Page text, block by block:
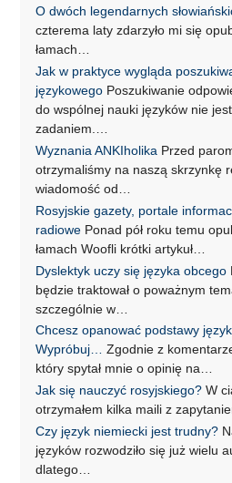
O dwóch legendarnych
czterema laty zdarzyło mi się
łamach…
Jak w praktyce wygląda
językowego Poszukiwanie
do wspólnej nauki języków nie
zadaniem.…
Wyznania ANKIholika Przed
otrzymaliśmy na naszą skrzynkę
wiadomość od…
Rosyjskie gazety, portale
radiowe Ponad pół roku temu
łamach Woofli krótki artykuł…
Dyslektyk uczy się języka obcego
będzie traktował o poważnym
szczególnie w…
Chcesz opanować podstawy
Wypróbuj… Zgodnie z
który spytał mnie o opinię na…
Jak się nauczyć rosyjskiego? W
otrzymałem kilka maili z
Czy język niemiecki jest trudny?
języków rozwodziło się już wielu
dlatego…